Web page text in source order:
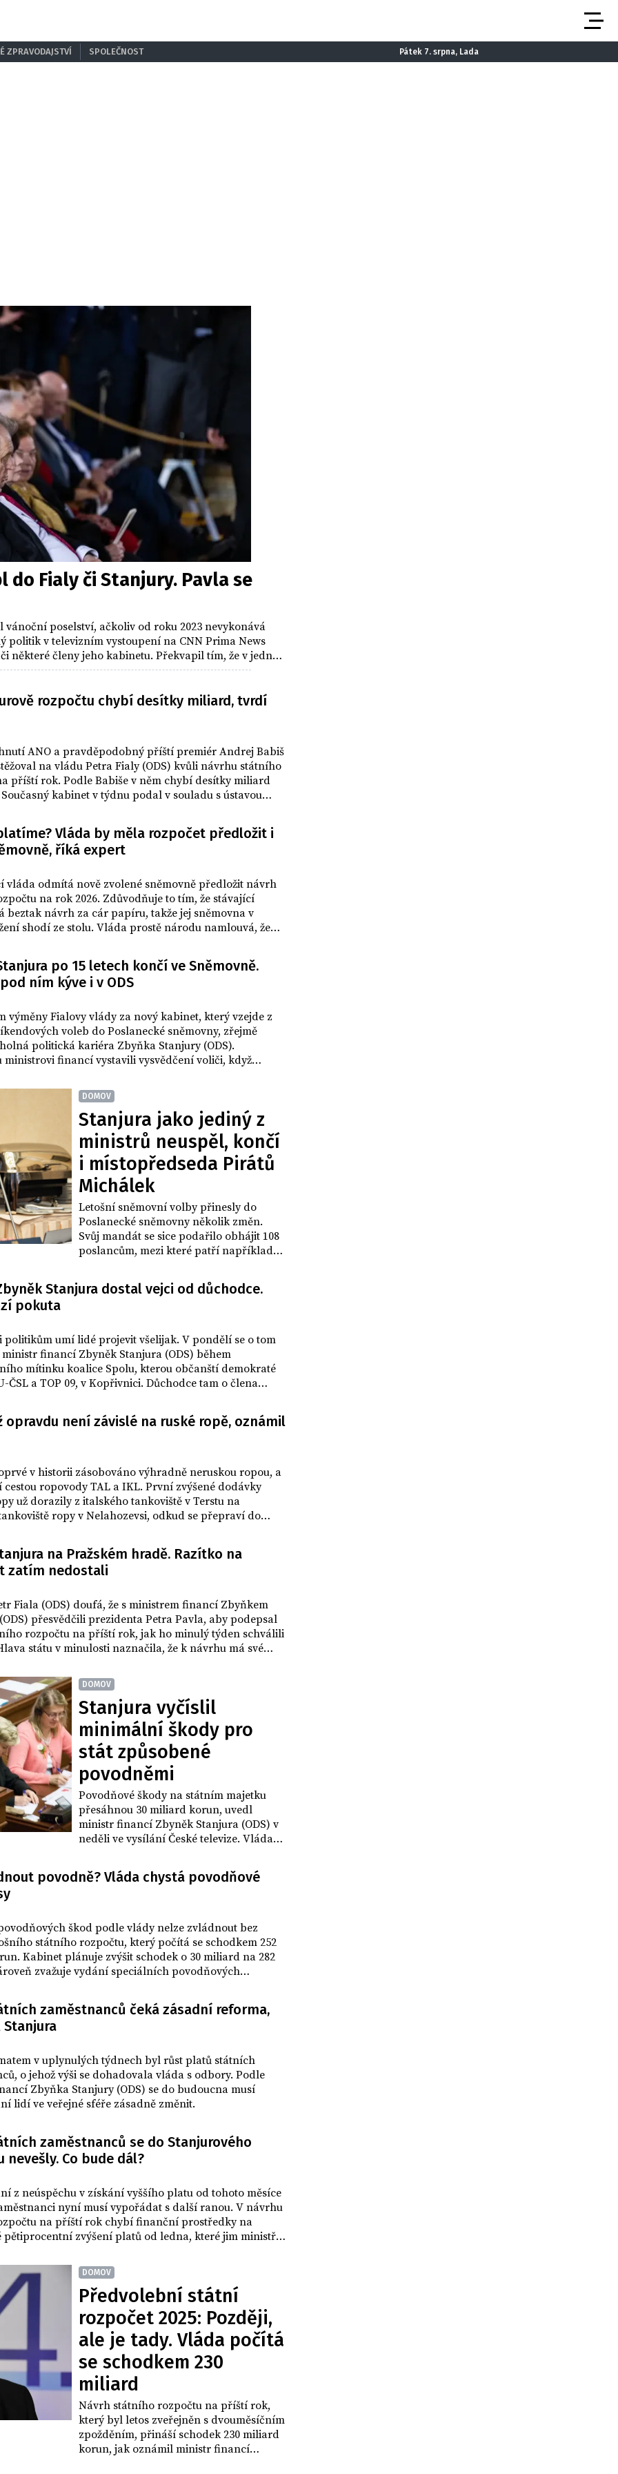
ZPRAVODAJSTVÍ SPOLEČNOST Pátek 7. srpna, Lada
do Fialy či Stanjury. Pavla se
poselství, ačkoliv od roku 2023 nevykonává
v televizním vystoupení na CNN Prima News
některé členy jeho kabinetu. Překvapil tím, že v jedné
rozpočtu chybí desítky miliard, tvrdí
ANO a pravděpodobný příští premiér Andrej Babiš
na vládu Petra Fialy (ODS) kvůli návrhu státního
příští rok. Podle Babiše v něm chybí desítky miliard
kabinet v týdnu podal v souladu s ústavou
Vláda by měla rozpočet předložit i
říká expert
vláda odmítá nově zvolené sněmovně předložit návrh
na rok 2026. Zdůvodňuje to tím, že stávající
beztak návrh za cár papíru, takže jej sněmovna v
shodí ze stolu. Vláda prostě národu namlouvá, že
Jde o poraženectví, nebo o něco jiného, ptá
komentáři ekonom Lukáš Kovanda.
po 15 letech končí ve Sněmovně.
ním kýve i v ODS
výměny Fialovy vlády za nový kabinet, který vzejde z
voleb do Poslanecké sněmovny, zřejmě
politická kariéra Zbyňka Stanjury (ODS).
ministrovi financí vystavili vysvědčení voliči, když
pozice na jeho úkor.
DOMOV
Stanjura jako jediný z
ministrů neuspěl, končí
i místopředseda Pirátů
Michálek
Letošní sněmovní volby přinesly do
Poslanecké sněmovny několik změn.
Svůj mandát se sice podařilo obhájit 108
poslancům, mezi které patří například
ministr financí Zbyněk Stanjura (ODS)
ani místopředseda Pirátů Jakub
Stanjura dostal vejci od důchodce.
pokuta
politikům umí lidé projevit všelijak. V pondělí se o tom
financí Zbyněk Stanjura (ODS) během
mítinku koalice Spolu, kterou občanští demokraté
ČSL a TOP 09, v Kopřivnici. Důchodce tam o člena
opravdu není závislé na ruské ropě, oznámil
v historii zásobováno výhradně neruskou ropou, a
ropovody TAL a IKL. První zvýšené dodávky
už dorazily z italského tankoviště v Terstu na
ropy v Nelahozevsi, odkud se přepraví do
projektu TAL-PLUS, který umožnil navýšit kapacitu
ropovodu TAL.na Pražském hradě. Razítko na
zatím nedostali
Fiala (ODS) doufá, že s ministrem financí Zbyňkem
přesvědčili prezidenta Petra Pavla, aby podepsal
rozpočtu na příští rok, jak ho minulý týden schválili
státu v minulosti naznačila, že k návrhu má své
DOMOV
Stanjura vyčíslil
minimální škody pro
stát způsobené
povodněmi
Povodňové škody na státním majetku
přesáhnou 30 miliard korun, uvedl
ministr financí Zbyněk Stanjura (ODS) v
neděli ve vysílání České televize. Vláda
nákladů firmám, jejichž zaměstnanci
kvůli velké vodě nemohli do práce. Jde o
povodně? Vláda chystá povodňové
škod podle vlády nelze zvládnout bez
státního rozpočtu, který počítá se schodkem 252
Kabinet plánuje zvýšit schodek o 30 miliard na 282
zvažuje vydání speciálních povodňových
zaměstnanců čeká zásadní reforma,
Stanjura
v uplynulých týdnech byl růst platů státních
o jehož výši se dohadovala vláda s odbory. Podle
Zbyňka Stanjury (ODS) se do budoucna musí
lidí ve veřejné sféře zásadně změnit.
zaměstnanců se do Stanjurového
nevešly. Co bude dál?
z neúspěchu v získání vyššího platu od tohoto měsíce
nyní musí vypořádat s další ranou. V návrhu
na příští rok chybí finanční prostředky na
pětiprocentní zvýšení platů od ledna, které jim ministři
DOMOV
Předvolební státní
rozpočet 2025: Později,
ale je tady. Vláda počítá
se schodkem 230
miliard
Návrh státního rozpočtu na příští rok,
který byl letos zveřejněn s dvouměsíčním
zpožděním, přináší schodek 230 miliard
korun, jak oznámil ministr financí